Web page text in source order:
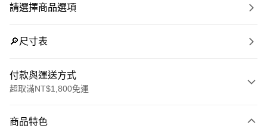
請選擇商品選項
🔎尺寸表
付款與運送方式
超取滿NT$1,800免運
信用卡一次付款
商品特色